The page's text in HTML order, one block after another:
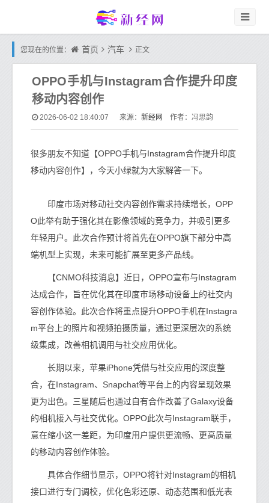
您现在的位置： 首页 汽车 正文
OPPO手机与Instagram合作提升印度
移动内容创作
2026-06-02 18:40:07 来源： 新经网 作者：冯思韵
很多朋友不知道【OPPO手机与Instagram合作提升印度
移动内容创作】，今天小绿就为大家解答一下。
印度市场对移动社交内容创作需求持续增长，OPP
O此举有助于强化其在影像领域的竞争力，并吸引更多
年轻用户。此次合作预计将首先在OPPO旗下部分中高
端机型上实现，未来可能扩展至更多产品线。
【CNMO科技消息】近日，OPPO宣布与Instagram
达成合作，旨在优化其在印度市场移动设备上的社交内
容创作体验。此次合作将重点提升OPPO手机在Instagra
m平台上的照片和视频拍摄质量，通过更深层次的系统
级集成，改善相机调用与社交应用优化。
长期以来，苹果iPhone凭借与社交应用的深度整
合，在Instagram、Snapchat等平台上的内容呈现效果
更为出色。三星随后也通过自有合作改善了Galaxy设备
的相机接入与社交优化。OPPO此次与Instagram联手，
意在缩小这一差距，为印度用户提供更流畅、更高质量
的移动内容创作体验。
具体合作细节显示，OPPO将针对Instagram的相机
接口进行专门调校，优化色彩还原、动态范围和低光表